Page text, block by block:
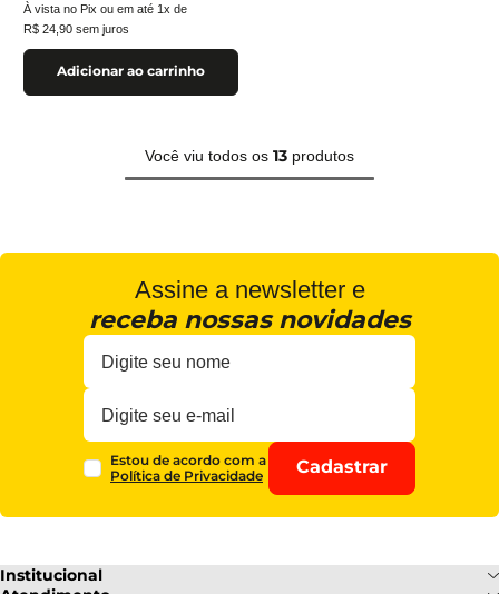
À vista no Pix ou em até 1x de
R$ 24 90 sem juros
Adicionar ao carrinho
Você viu todos os 13 produtos
Assine a newsletter e
receba nossas novidades
Estou de acordo com a
Política de Privacidade
Cadastrar
Institucional